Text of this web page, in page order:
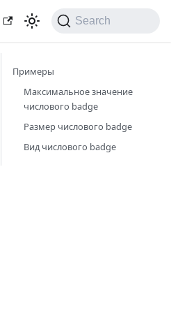
Search
Примеры
Максимальное значение
числового badge
Размер числового badge
Вид числового badge